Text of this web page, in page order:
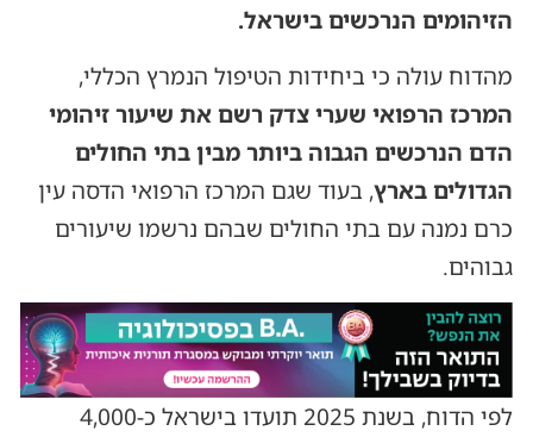
הזיהומים הנרכשים בישראל.
מהדוח עולה כי ביחידות הטיפול הנמרץ הכללי,
המרכז הרפואי שערי צדק רשם את שיעור זיהומי
הדם הנרכשים הגבוה ביותר מבין בתי החולים
הגדולים בארץ, בעוד שגם המרכז הרפואי הדסה עין
כרם נמנה עם בתי החולים שבהם נרשמו שיעורים
גבוהים.
לפי הדוח, בשנת 2025 תועדו בישראל כ-4,000